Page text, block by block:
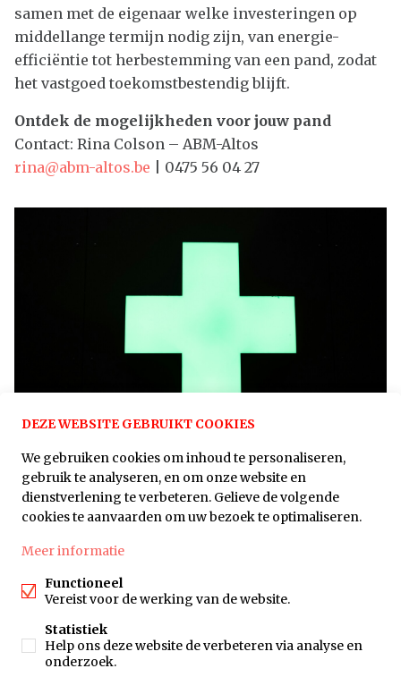
samen met de eigenaar welke investeringen op
middellange termijn nodig zijn, van energie-
efficiëntie tot herbestemming van een pand, zodat
het vastgoed toekomstbestendig blijft.
Ontdek de mogelijkheden voor jouw pand
Contact: Rina Colson – ABM-Altos
rina@abm-altos.be | 0475 56 04 27
ABM-Altos
Leuvensesteenweg 262 B1,
DEZE WEBSITE GEBRUIKT COOKIES
We gebruiken cookies om inhoud te personaliseren,
gebruik te analyseren, en om onze website en
dienstverlening te verbeteren. Gelieve de volgende
cookies te aanvaarden om uw bezoek te optimaliseren.
Meer informatie
Functioneel
Vereist voor de werking van de website.
Statistiek
Help ons deze website de verbeteren via analyse en
onderzoek.